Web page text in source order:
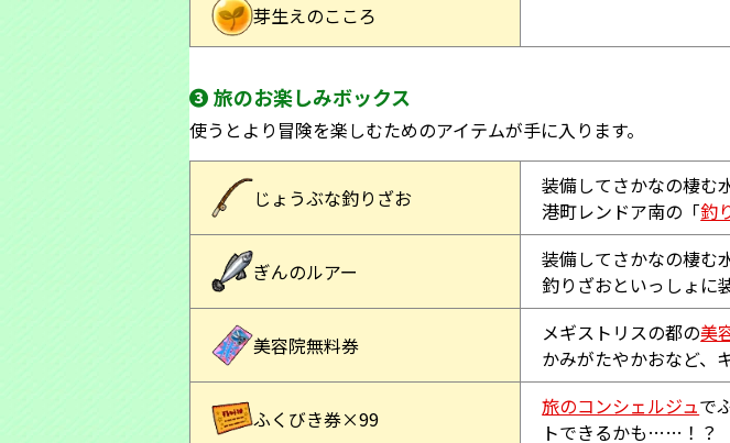
芽生えのこころ
❸ 旅のお楽しみボックス
使うとより冒険を楽しむためのアイテムが手に入ります。
じょうぶな釣りざお
装備してさかなの棲む
港町レンドア南の「釣
ぎんのルアー
装備してさかなの棲む
釣りざおといっしょに
美容院無料券 メギストリスの都の美
かみがたやかおなど、
ふくびき券×99 旅のコンシェルジュで
トできるかも……！？